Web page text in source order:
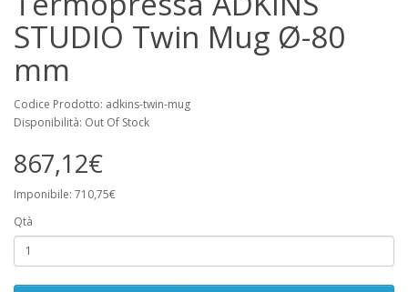
STUDIO Twin Mug Ø-80
mm
Codice Prodotto: adkins-twin-mug
Disponibilità: Out Of Stock
867,12€
Imponibile: 710,75€
Qtà